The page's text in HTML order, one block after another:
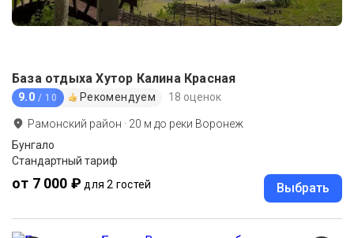
База отдыха Хутор Калина Красная
9.0 / 10 Рекомендуем 18 оценок
Рамонский район · 20 м до реки Воронеж
Бунгало
Стандартный тариф
от 7 000 ₽ для 2 гостей Выбрать